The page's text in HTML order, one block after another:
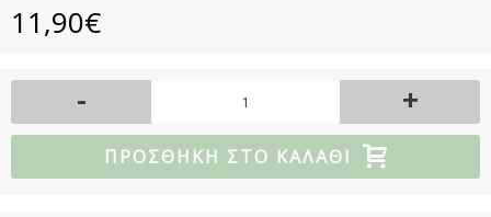
11,90€
- +
ΠΡΟΣΘΉΚΗ ΣΤΟ ΚΑΛΆΘΙ